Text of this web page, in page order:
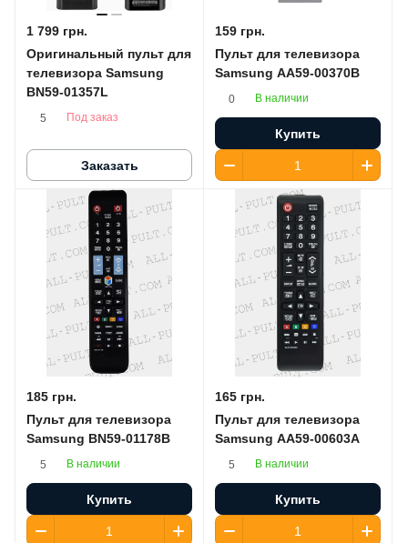
1 799 грн.
Оригинальный пульт для
телевизора Samsung
BN59-01357L
5 Под заказ
Заказать
159 грн.
Пульт для телевизора
Samsung AA59-00370B
0 В наличии
Купить
185 грн.
Пульт для телевизора
Samsung BN59-01178B
5 В наличии
Купить
165 грн.
Пульт для телевизора
Samsung AA59-00603A
5 В наличии
Купить